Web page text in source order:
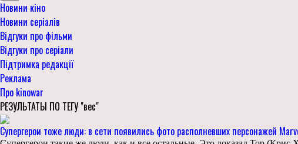
Новини кіно
Новини серіалів
Відгуки про фільми
Відгуки про серіали
Підтримка редакції
Реклама
Про kinowar
РЕЗУЛЬТАТЫ ПО ТЕГУ "вес"
Супергерои тоже люди: в сети появились фото располневших персонажей